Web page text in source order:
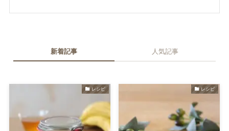
新着記事 人気記事
レシピ レシピ